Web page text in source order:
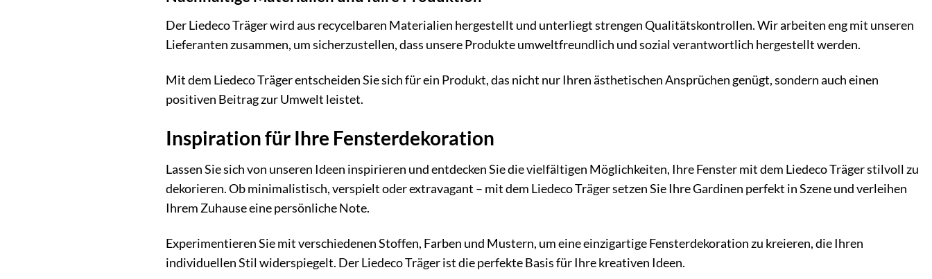
Der Liedeco Träger wird aus recycelbaren Materialien hergestellt und unterliegt strengen Qualitätskontrollen. Wir arbeiten eng mit unseren
Lieferanten zusammen, um sicherzustellen, dass unsere Produkte umweltfreundlich und sozial verantwortlich hergestellt werden.
Mit dem Liedeco Träger entscheiden Sie sich für ein Produkt, das nicht nur Ihren ästhetischen Ansprüchen genügt, sondern auch einen
positiven Beitrag zur Umwelt leistet.
Inspiration für Ihre Fensterdekoration
Lassen Sie sich von unseren Ideen inspirieren und entdecken Sie die vielfältigen Möglichkeiten, Ihre Fenster mit dem Liedeco Träger stilvoll zu
dekorieren. Ob minimalistisch, verspielt oder extravagant – mit dem Liedeco Träger setzen Sie Ihre Gardinen perfekt in Szene und verleihen
Ihrem Zuhause eine persönliche Note.
Experimentieren Sie mit verschiedenen Stoffen, Farben und Mustern, um eine einzigartige Fensterdekoration zu kreieren, die Ihren
individuellen Stil widerspiegelt. Der Liedeco Träger ist die perfekte Basis für Ihre kreativen Ideen.